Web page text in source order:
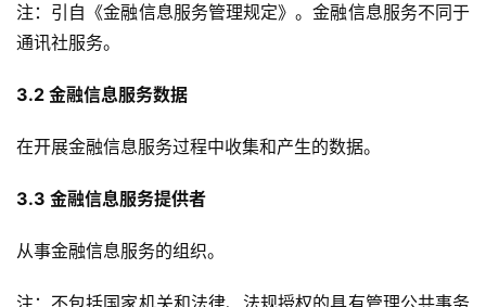
注：引自《金融信息服务管理规定》。金融信息服务不同于
通讯社服务。
3.2 金融信息服务数据
在开展金融信息服务过程中收集和产生的数据。
3.3 金融信息服务提供者
从事金融信息服务的组织。
注：不包括国家机关和法律、法规授权的具有管理公共事务